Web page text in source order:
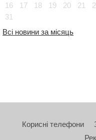
16
17 18 19 20 21
31
Всі новини за місяць
Корисні телефони